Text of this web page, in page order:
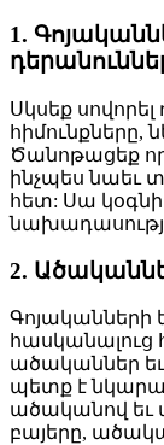
1.
Սկսեք
հիմունքները,
Ծանոթացեք
ինչպես նաեւ
հետ: Սա
2.
Գոյականների
ածականներ
պետք է
ածականով եւ
բայերը,